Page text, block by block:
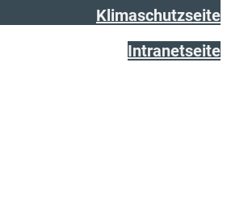
Klimaschutzseite
Intranetseite